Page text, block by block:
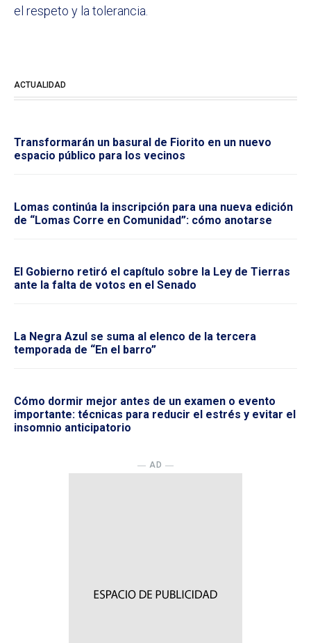
el respeto y la tolerancia.
ACTUALIDAD
Transformarán un basural de Fiorito en un nuevo
espacio público para los vecinos
Lomas continúa la inscripción para una nueva edición
de “Lomas Corre en Comunidad”: cómo anotarse
El Gobierno retiró el capítulo sobre la Ley de Tierras
ante la falta de votos en el Senado
La Negra Azul se suma al elenco de la tercera
temporada de “En el barro”
Cómo dormir mejor antes de un examen o evento
importante: técnicas para reducir el estrés y evitar el
insomnio anticipatorio
― AD ―